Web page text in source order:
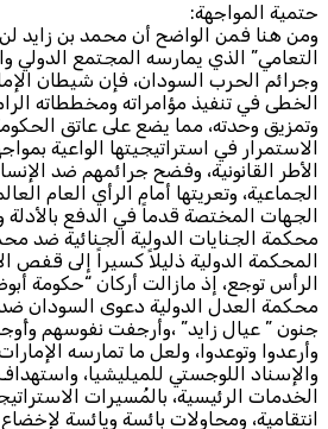
المواجهة:
هنا فمن الواضح أن محمد بن زايد لن
الذي يمارسه المجتمع الدولي
الحرب السودان، فإن شيطان
في تنفيذ مؤامراته ومخططاته
وحدته، مما يضع على عاتق الحكومة
في استراتيجيتها الواعية
القانونية، وفضح جرائمهم ضد
وتعريتها أمام الرأي العام
المختصة قدماً في الدفع بالأدلة
الجنايات الدولية الجنائية ضد
الدولية ذليلاً كسيراً إلى قفص
توجع، إذ مازالت أركان “حكومة
العدل الدولية دعوى السودان ضد
” عيال زايد” ،وأرجفت نفوسهم
وتوعدوا، ولعل ما تمارسه
اللوجستي للميليشيا، واستهداف
الرئيسية، بالمُسيرات
ومحاولات بائسة ويائسة لإخضاع